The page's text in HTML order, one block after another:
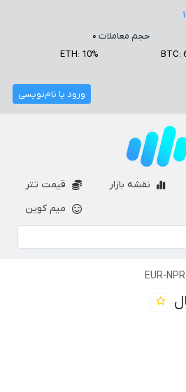
حجم معاملات ۰
BTC:
ETH: 10%
ورود یا نام‌نویسی
نقشه بازار
قیمت تتر
میم کوین
EUR-NPR